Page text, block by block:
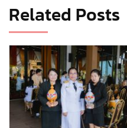
Related Posts